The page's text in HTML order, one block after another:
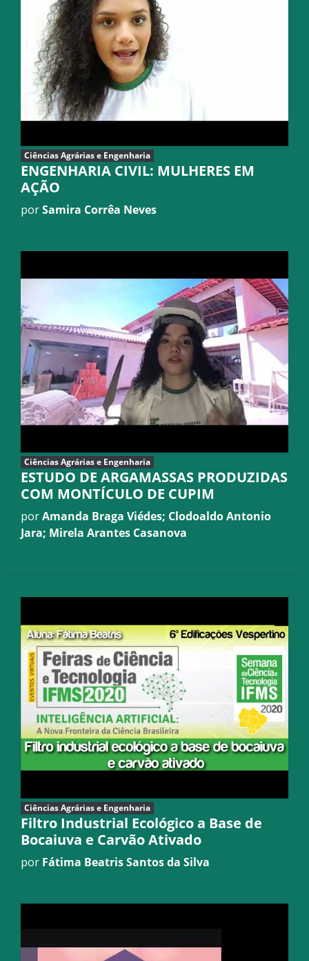
Ciências Agrárias e Engenharia
ENGENHARIA CIVIL: MULHERES EM
AÇÃO
porSamira Corrêa Neves
Ciências Agrárias e Engenharia
ESTUDO DE ARGAMASSAS PRODUZIDAS
COM MONTÍCULO DE CUPIM
porAmanda Braga Viédes; Clodoaldo Antonio
Jara; Mirela Arantes Casanova
Ciências Agrárias e Engenharia
Filtro Industrial Ecológico a Base de
Bocaiuva e Carvão Ativado
por Fátima Beatris Santos da Silva